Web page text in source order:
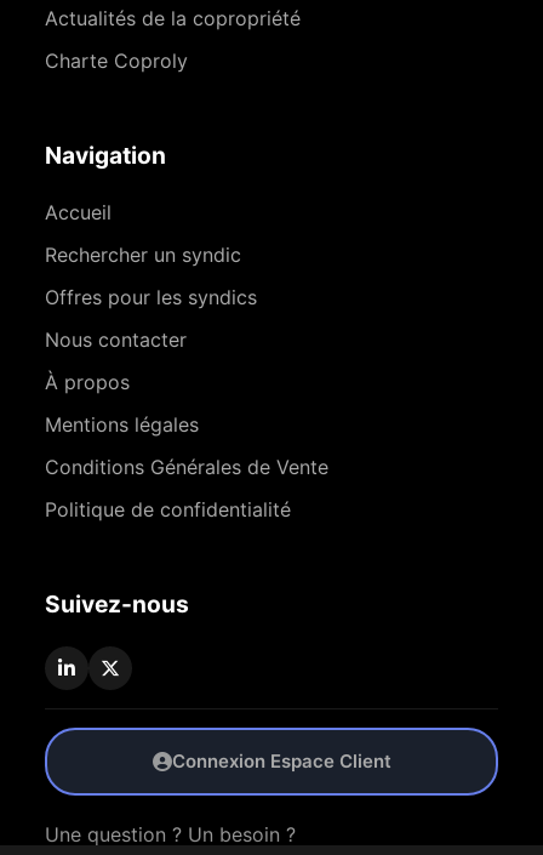
Actualités de la copropriété
Charte Coproly
Navigation
Accueil
Rechercher un syndic
Offres pour les syndics
Nous contacter
À propos
Mentions légales
Conditions Générales de Vente
Politique de confidentialité
Suivez-nous
Connexion Espace Client
Une question ? Un besoin ?